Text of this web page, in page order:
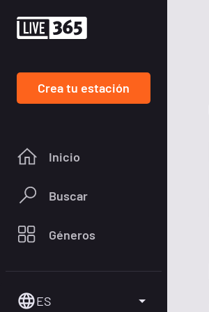
Crea tu estación
Inicio
Buscar
Géneros
ES